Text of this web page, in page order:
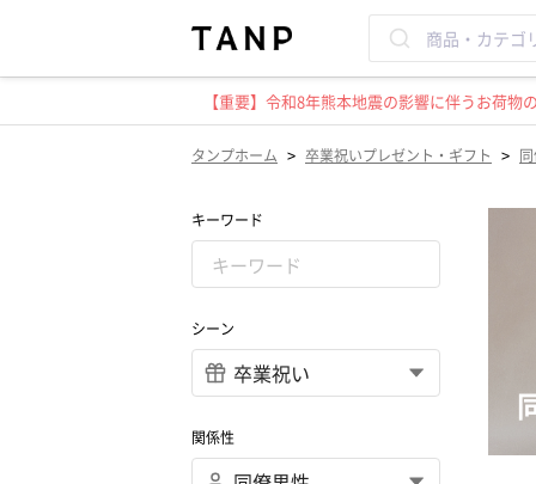
【重要】令和8年熊本地震の影響に伴うお荷
タンプホーム > 卒業祝いプレゼント・ギフト >
キーワード
シーン
関係性